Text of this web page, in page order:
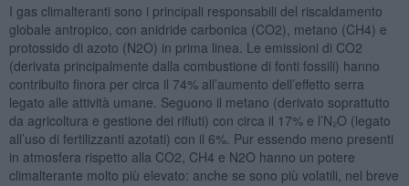
I gas climalteranti sono i principali responsabili del riscaldamento
globale antropico, con anidride carbonica (CO2), metano (CH4) e
protossido di azoto (N2O) in prima linea. Le emissioni di CO2
(derivata principalmente dalla combustione di fonti fossili) hanno
contribuito finora per circa il 74% all’aumento dell’effetto serra
legato alle attività umane. Seguono il metano (derivato soprattutto
da agricoltura e gestione dei rifiuti) con circa il 17% e l’N₂O (legato
all’uso di fertilizzanti azotati) con il 6%. Pur essendo meno presenti
in atmosfera rispetto alla CO2, CH4 e N2O hanno un potere
climalterante molto più elevato: anche se sono più volatili, nel breve